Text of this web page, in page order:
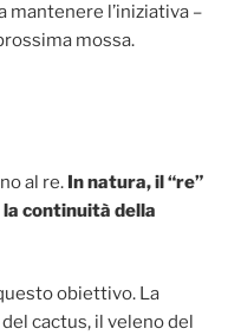
mantenere l’iniziativa –
mossa.
al re. In natura, il “re”
la continuità della
obiettivo. La
cactus, il veleno del